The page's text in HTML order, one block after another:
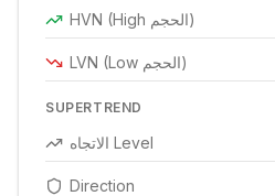
HVN (High الحجم)
LVN (Low الحجم)
SUPERTREND
الاتجاه Level
Direction